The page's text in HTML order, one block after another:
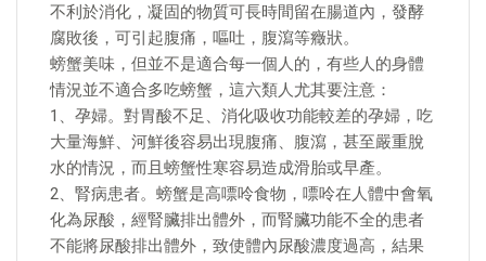
不利於消化，凝固的物質可長時間留在腸道內，發酵
腐敗後，可引起腹痛，嘔吐，腹瀉等癥狀。
螃蟹美味，但並不是適合每一個人的，有些人的身體
情況並不適合多吃螃蟹，這六類人尤其要注意：
1、孕婦。對胃酸不足、消化吸收功能較差的孕婦，吃
大量海鮮、河鮮後容易出現腹痛、腹瀉，甚至嚴重脫
水的情況，而且螃蟹性寒容易造成滑胎或早產。
2、腎病患者。螃蟹是高嘌呤食物，嘌呤在人體中會氧
化為尿酸，經腎臟排出體外，而腎臟功能不全的患者
不能將尿酸排出體外，致使體內尿酸濃度過高，結果